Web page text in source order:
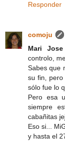
Responder
comoju
Mari Jose
controlo,
Sabes que
su fin,
sólo fue lo
Pero esa
siempre
cabañitas
Eso si...
y hasta el